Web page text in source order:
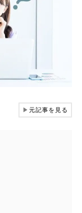
▶元記事を見る